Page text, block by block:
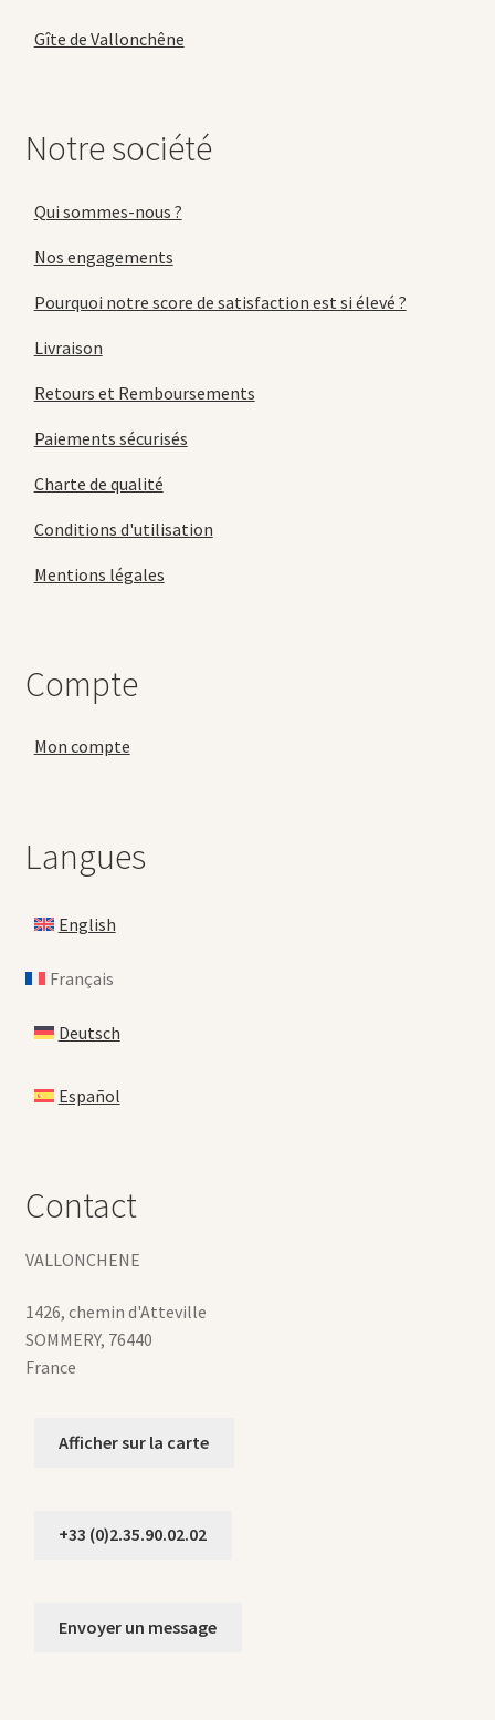
Gîte de Vallonchêne
Notre société
Qui sommes-nous ?
Nos engagements
Pourquoi notre score de satisfaction est si élevé ?
Livraison
Retours et Remboursements
Paiements sécurisés
Charte de qualité
Conditions d'utilisation
Mentions légales
Compte
Mon compte
Langues
English
Français
Deutsch
Español
Contact
VALLONCHENE
1426, chemin d'Atteville
SOMMERY, 76440
France
Afficher sur la carte
+33 (0)2.35.90.02.02
Envoyer un message